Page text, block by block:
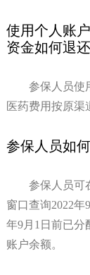
使用个人账
资金如何退
参保人员使用
医药费用按原渠
参保人员如
参保人员可在
窗口查询2022
年9月1日前已分
账户余额。